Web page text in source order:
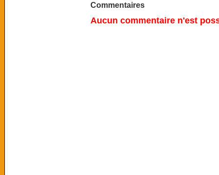
Commentaires
Aucun commentaire n'est